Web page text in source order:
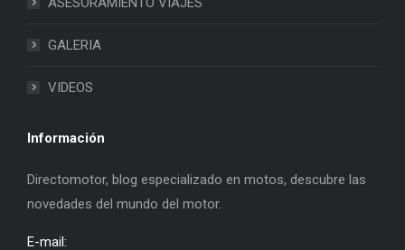
GALERIA
VIDEOS
Información
Directomotor, blog especializado en motos, descubre las
novedades del mundo del motor.
E-mail: